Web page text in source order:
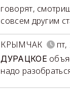
говорят,
совсем другим
КРЫМЧАК
ДУРАЦКОЕ
надо